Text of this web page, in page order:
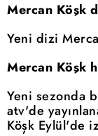
Mercan Köşk
Yeni dizi
Mercan Köşk
Yeni sezonda
atv'de
Köşk Eylül'de